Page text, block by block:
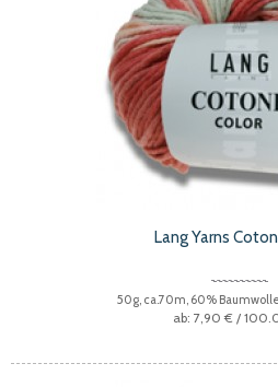
Lang Yarns
50g, ca.70m, 60%
7,90 € /